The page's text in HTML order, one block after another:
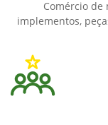
Comércio de
implementos,